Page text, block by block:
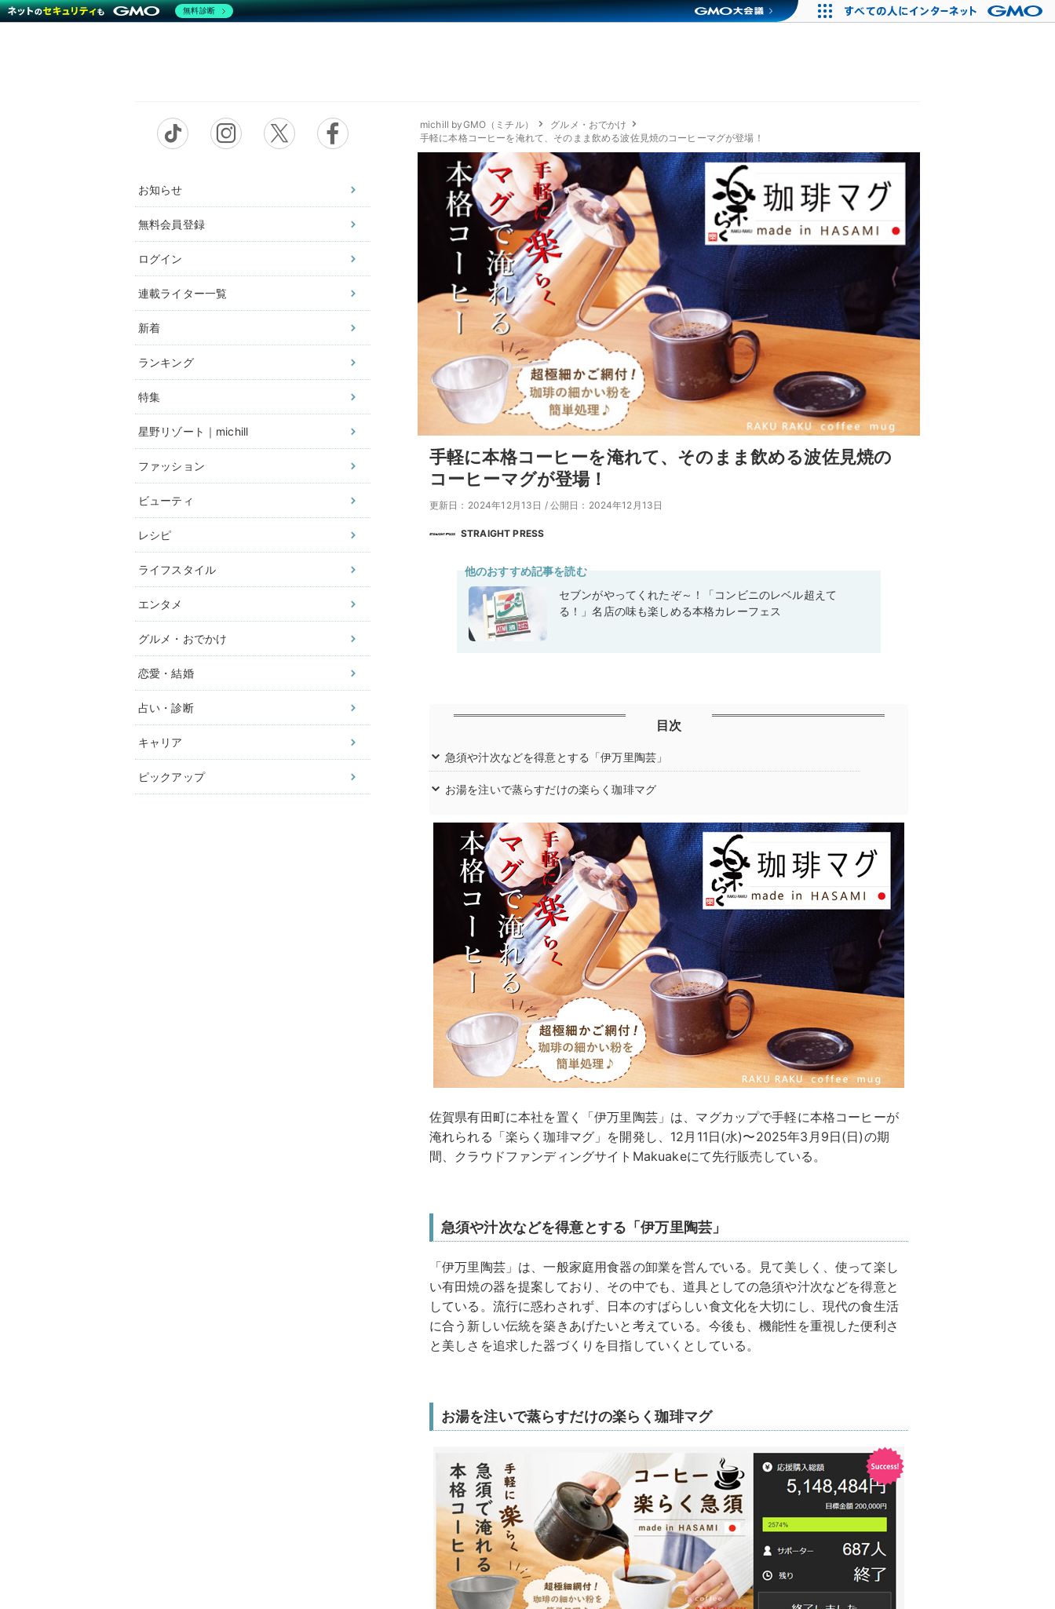
お知らせ
無料会員登録
ログイン
連載ライター一覧
新着
ランキング
特集
星野リゾート｜michill
ファッション
ビューティ
レシピ
ライフスタイル
エンタメ
グルメ・おでかけ
恋愛・結婚
占い・診断
キャリア
ピックアップ
michill byGMO（ミチル）
グルメ・おでかけ
手軽に本格コーヒーを淹れて、そのまま飲める波佐見焼のコーヒーマグが登場！
手軽に本格コーヒーを淹れて、そのまま飲める波佐見焼の
コーヒーマグが登場！
更新日：2024年12月13日 / 公開日：2024年12月13日
STRAIGHT PRESS
他のおすすめ記事を読む
セブンがやってくれたぞ～！「コンビニのレベル超えて
る！」名店の味も楽しめる本格カレーフェス
目次
急須や汁次などを得意とする「伊万里陶芸」
お湯を注いで蒸らすだけの楽らく珈琲マグ
佐賀県有田町に本社を置く「伊万里陶芸」は、マグカップで手軽に本格コーヒーが
淹れられる「楽らく珈琲マグ」を開発し、12月11日(水)〜2025年3月9日(日)の期
間、クラウドファンディングサイトMakuakeにて先行販売している。
急須や汁次などを得意とする「伊万里陶芸」
「伊万里陶芸」は、一般家庭用食器の卸業を営んでいる。見て美しく、使って楽し
い有田焼の器を提案しており、その中でも、道具としての急須や汁次などを得意と
している。流行に惑わされず、日本のすばらしい食文化を大切にし、現代の食生活
に合う新しい伝統を築きあげたいと考えている。今後も、機能性を重視した便利さ
と美しさを追求した器づくりを目指していくとしている。
お湯を注いで蒸らすだけの楽らく珈琲マグ
無料診断